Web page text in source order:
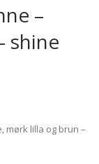
–
shine
mørk lilla og brun –